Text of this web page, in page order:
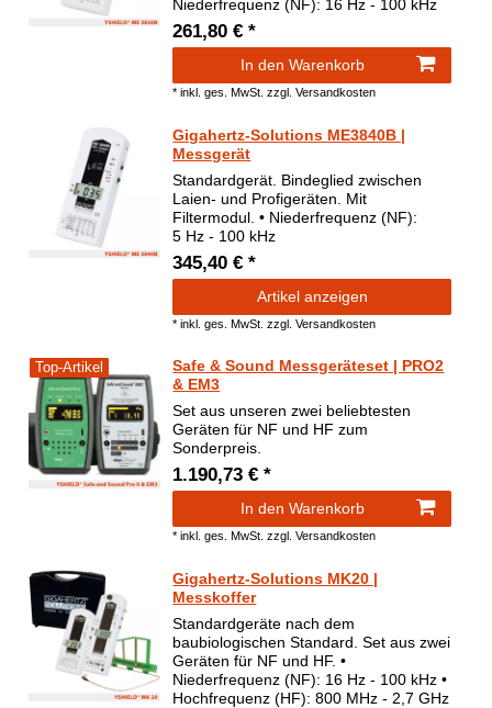
Niederfrequenz (NF): 16 Hz - 100 kHz
261,80 € *
In den Warenkorb
*inkl. ges. MwSt. zzgl.Versandkosten
Gigahertz-Solutions ME3840B |
Messgerät
Standardgerät. Bindeglied zwischen
Laien- und Profigeräten. Mit
Filtermodul. • Niederfrequenz (NF):
5 Hz - 100 kHz
345,40 € *
Artikel anzeigen
*inkl. ges. MwSt. zzgl.Versandkosten
Top-Artikel
Safe & Sound Messgeräteset | PRO2
& EM3
Set aus unseren zwei beliebtesten
Geräten für NF und HF zum
Sonderpreis.
1.190,73 € *
In den Warenkorb
*inkl. ges. MwSt. zzgl.Versandkosten
Gigahertz-Solutions MK20 |
Messkoffer
Standardgeräte nach dem
baubiologischen Standard. Set aus zwei
Geräten für NF und HF. •
Niederfrequenz (NF): 16 Hz - 100 kHz •
Hochfrequenz (HF): 800 MHz - 2,7 GHz